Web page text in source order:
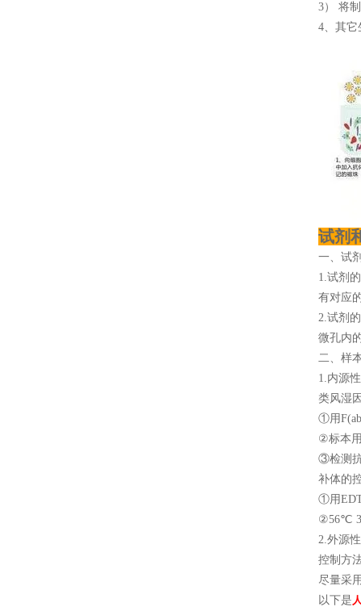
3） 将
4、其它
试剂
一、试
1.试剂
有对应
2.试剂
微孔内
二、样
1.内源
类风湿
①用
②标本
③检测
补体的
①用
②56℃
2.外源
控制方
尽量采
以下是